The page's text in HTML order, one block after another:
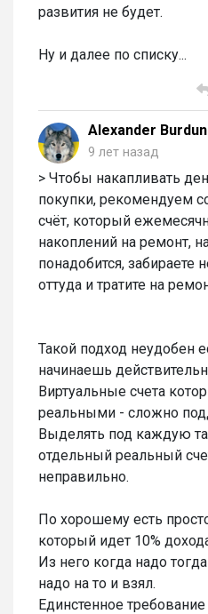
развития не будет.
Ну и далее по списку...
Alexander Burdun
9 лет назад
> Чтобы накапливать
покупки, рекомендуем
счёт, который
накоплений на ремонт,
понадобится,
оттуда и тратите на
Такой подход неудобен
начинаешь
Виртуальные счета
реальными - сложно
Выделять под каждую
отдельный реальный
неправильно.
По хорошему есть
который идет 10%
Из него когда надо
надо на то и взял.
Единстенное